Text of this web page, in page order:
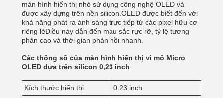
màn hình hiển thị nhỏ sử dụng công nghệ OLED và
được xây dựng trên nền silicon.OLED được biết đến với
khả năng phát ra ánh sáng trực tiếp từ các pixel hữu cơ
riêng lẻĐiều này dẫn đến màu sắc rực rỡ, tỷ lệ tương
phản cao và thời gian phản hồi nhanh.
Các thông số của màn hình hiển thị vi mô Micro
OLED dựa trên silicon 0,23 inch
Kích thước hiển thị
0.23 inch